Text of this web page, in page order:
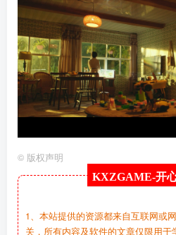
© 版权声明
KXZGAME-开
1、本站提供的资源都来自互联网或
关，所有内容及软件的文章仅限用